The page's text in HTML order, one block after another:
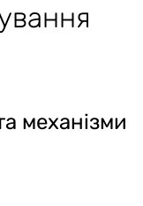
механізми